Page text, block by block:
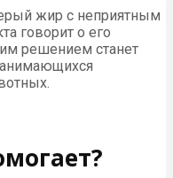
жир с неприятным
говорит о его
решением станет